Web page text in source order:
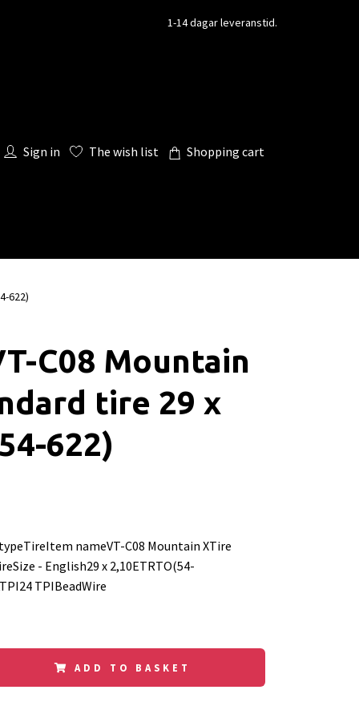
1-14 dagar leveranstid.
Sign in The wish list Shopping cart
622)
C08 Mountain
tire 29 x
622)
nameVT-C08 Mountain XTire
- English29 x 2,10ETRTO(54-
TPIBeadWire
ADD TO BASKET